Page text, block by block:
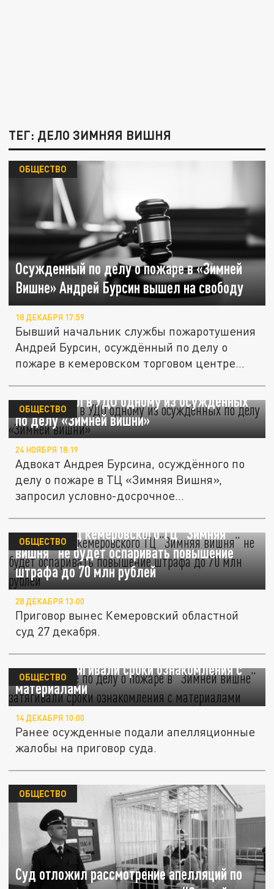
ТЕГ: ДЕЛО ЗИМНЯЯ ВИШНЯ
Осужденный по делу о пожаре в «Зимней
Вишне» Андрей Бурсин вышел на свободу
ОБЩЕСТВО
18 ДЕКАБРЯ 17:59
Бывший начальник службы пожаротушения
Андрей Бурсин, осуждённый по делу о
пожаре в кемеровском торговом центре...
Суд отказал в УДО одному из осуждённых
по делу «Зимней вишни»
ОБЩЕСТВО
24 НОЯБРЯ 18:19
Адвокат Андрея Бурсина, осуждённого по
делу о пожаре в ТЦ «Зимняя Вишня»,
запросил условно-досрочное...
Совладелец кемеровского ТЦ “Зимняя
вишня” не будет оспаривать повышение
штрафа до 70 млн рублей
ОБЩЕСТВО
28 ДЕКАБРЯ 13:00
Приговор вынес Кемеровский областной
суд 27 декабря.
Осужденные по делу о пожаре в “Зимней
вишне” затягивали сроки ознакомления с
материалами
ОБЩЕСТВО
14 ДЕКАБРЯ 10:00
Ранее осужденные подали апелляционные
жалобы на приговор суда.
Суд отложил рассмотрение апелляций по
ОБЩЕСТВО